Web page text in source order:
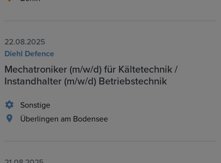
22.08.2025
Diehl Defence
Mechatroniker (m/w/d) für Kältetechnik /
Instandhalter (m/w/d) Betriebstechnik
Sonstige
Überlingen am Bodensee